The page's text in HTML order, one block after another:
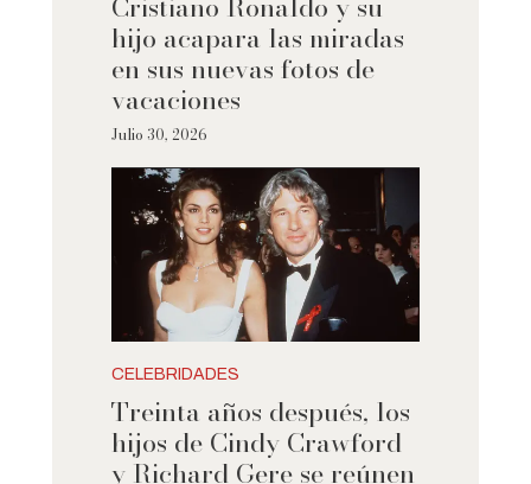
hijo acapara las miradas
en sus nuevas fotos de
vacaciones
Julio 30, 2026
CELEBRIDADES
Treinta años después, los
hijos de Cindy Crawford
y Richard Gere se reúnen